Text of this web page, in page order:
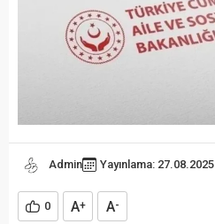
Admin Yayınlama: 27.08.2025
0 A+ A-